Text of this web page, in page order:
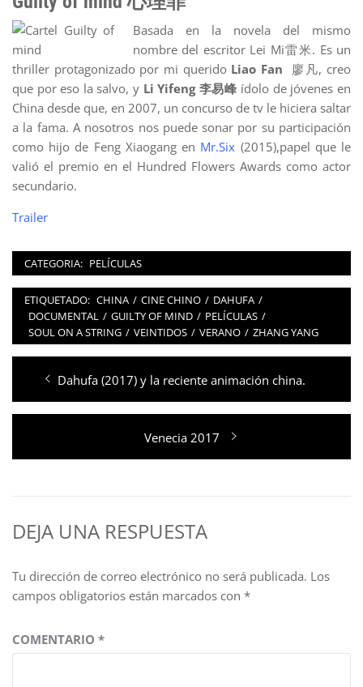
Basada en la novela del mismo
nombre del escritor Lei Mi雷米. Es un
thriller protagonizado por mi querido Liao Fan
廖凡, creo
que por eso la salvo, y Li Yifeng 李易峰 ídolo de jóvenes en
China desde que, en 2007, un concurso de tv le hiciera saltar
a la fama. A nosotros nos puede sonar por su participación
como hijo de Feng Xiaogang en Mr.Six (2015),papel que le
valió el premio en el Hundred Flowers Awards como actor
secundario.
Trailer
CATEGORIA: PELÍCULAS
ETIQUETADO: CHINA / CINE CHINO / DAHUFA /
DOCUMENTAL / GUILTY OF MIND / PELÍCULAS /
SOUL ON A STRING / VEINTIDOS / VERANO / ZHANG YANG
Navegación
de
entradas
Entrada
anterior:
Dahufa (2017) y la reciente animación china.
Entrada
siguiente:
Venecia 2017
DEJA UNA RESPUESTA
Tu dirección de correo electrónico no será publicada. Los
campos obligatorios están marcados con *
COMENTARIO *